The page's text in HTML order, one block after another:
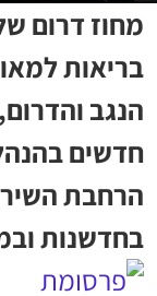
מחוז דרום
בריאות
הנגב
חדשים
הרחבת
בחדשנות